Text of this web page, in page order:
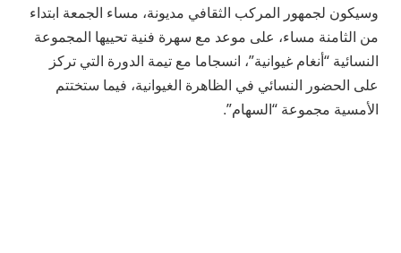
وسيكون لجمهور المركب الثقافي مديونة، مساء الجمعة ابتداء
من الثامنة مساء، على موعد مع سهرة فنية تحييها المجموعة
النسائية “أنغام غيوانية”، انسجاما مع تيمة الدورة التي تركز
على الحضور النسائي في الظاهرة الغيوانية، فيما ستختتم
الأمسية مجموعة “السهام”.